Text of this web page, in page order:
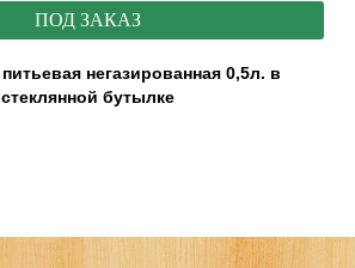
ПОД ЗАКАЗ
негазированная 0,5л. в
стеклянной бутылке